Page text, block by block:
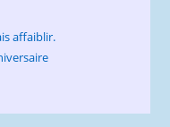
affaiblir.